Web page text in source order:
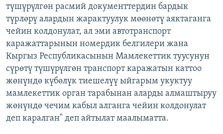
түшүрүлгөн расмий документтердин бардык
түрлөрү алардын жарактуулук мөөнөтү аяктаганга
чейин колдонулат, ал эми автотранспорт
каражаттарынын номердик белгилери жана
Кыргыз Республикасынын Мамлекеттик туусунун
сүрөтү түшүрүлгөн транспорт каражатын каттоо
жөнүндө күбөлүк тиешелүү ыйгарым укуктуу
мамлекеттик орган тарабынан аларды алмаштыруу
жөнүндө чечим кабыл алганга чейин колдонулат
деп каралган" деп айтылат маалыматта.